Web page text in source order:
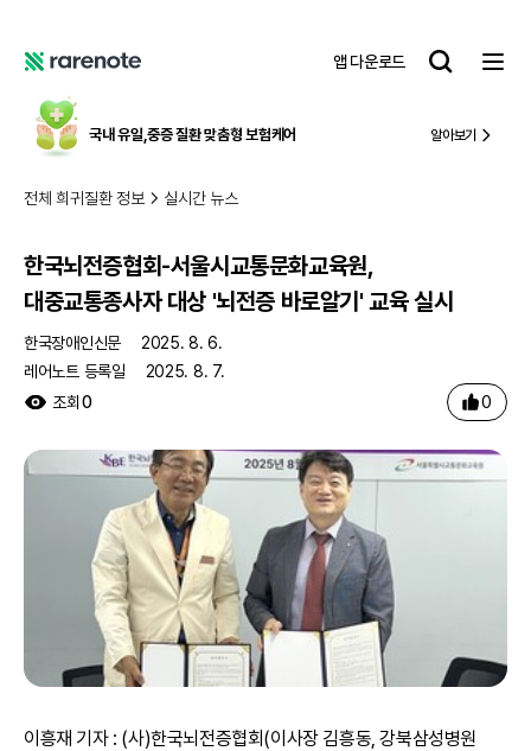
어
노
트
앱 다운로드
레
노
트
국내 유일,중증 질환 맞춤형 보험케어 알아보기
전체 희귀질환 정보 실시간 뉴스
한국뇌전증협회-서울시교통문화교육원,
대중교통종사자 대상 '뇌전증 바로알기' 교육 실시
한국장애인신문
2025. 8. 6.
레어노트 등록일
2025. 8. 7.
조회 0 0
이흥재 기자 : (사)한국뇌전증협회(이사장 김흥동, 강북삼성병원